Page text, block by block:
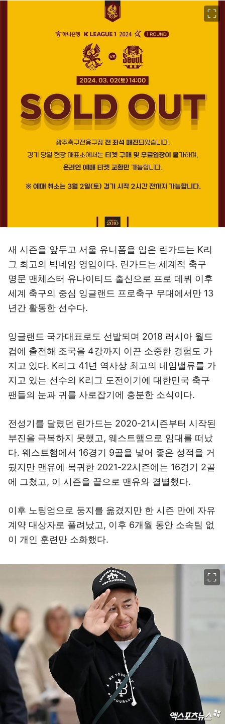
새 시즌을 앞두고 서울 유니폼을 입은 린가드는 K리
그 최고의 빅네임 영입이다. 린가드는 세계적 축구
명문 맨체스터 유나이티드 출신으로 프로 데뷔 이후
세계 축구의 중심 잉글랜드 프로축구 무대에서만 13
년간 활동한 선수다.
잉글랜드 국가대표로도 선발되며 2018 러시아 월드
컵에 출전해 조국을 4강까지 이끈 소중한 경험도 가
지고 있다. K리그 41년 역사상 최고의 네임밸류를 가
지고 있는 선수의 K리그 도전이기에 대한민국 축구
팬들의 눈과 귀를 사로잡기에 충분한 소식이다.
전성기를 달렸던 린가드는 2020-21시즌부터 시작된
부진을 극복하지 못했고, 웨스트햄으로 임대를 떠났
다. 웨스트햄에서 16경기 9골을 넣어 좋은 성적을 거
뒀지만 맨유에 복귀한 2021-22시즌에는 16경기 2골
에 그쳤고, 이 시즌을 끝으로 맨유와 결별했다.
이후 노팅엄으로 둥지를 옮겼지만 한 시즌 만에 자유
계약 대상자로 풀려났고, 이후 6개월 동안 소속팀 없
이 개인 훈련만 소화했다.